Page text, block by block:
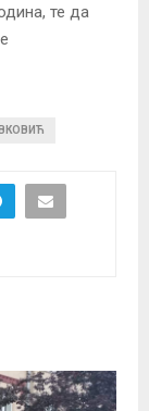
те да